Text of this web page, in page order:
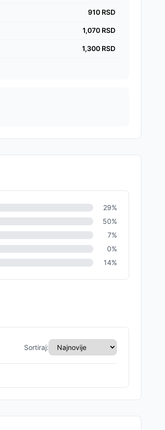
910 RSD
1,070 RSD
1,300 RSD
29%
50%
7%
0%
14%
Sortiraj: